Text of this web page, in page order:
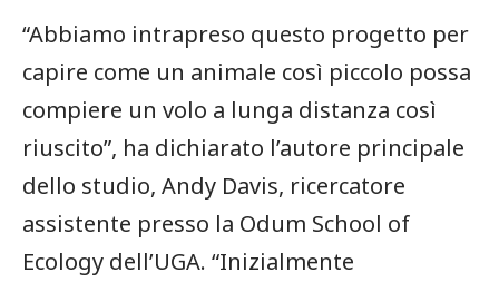
“Abbiamo intrapreso questo⁤ progetto per
⁣capire come un animale così ‍piccolo possa
compiere un ‌volo a lunga distanza così
riuscito”, ha ‍dichiarato l’autore principale
dello studio, Andy Davis, ricercatore
assistente presso la Odum School​ of
Ecology dell’UGA. “Inizialmente